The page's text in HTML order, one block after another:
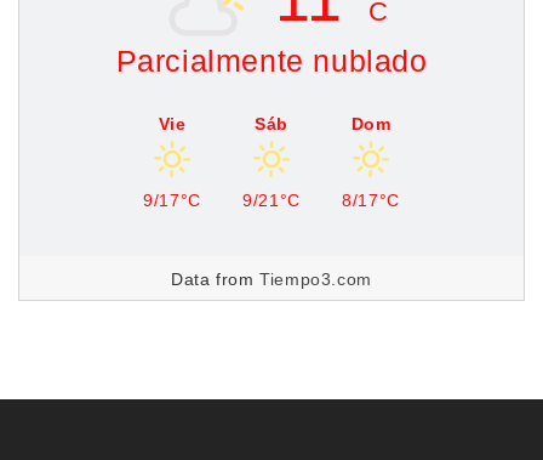
C
Parcialmente nublado
Vie
9/17°C
Sáb
9/21°C
Dom
8/17°C
Data fromTiempo3.com